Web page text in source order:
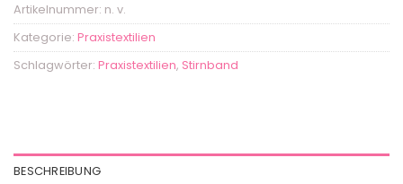
Artikelnummer: n. v.
Kategorie: Praxistextilien
Schlagwörter: Praxistextilien, Stirnband
BESCHREIBUNG